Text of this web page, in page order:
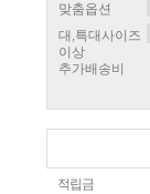
맞춤옵션
대,특대사이즈
이상
추가배송비
적립금